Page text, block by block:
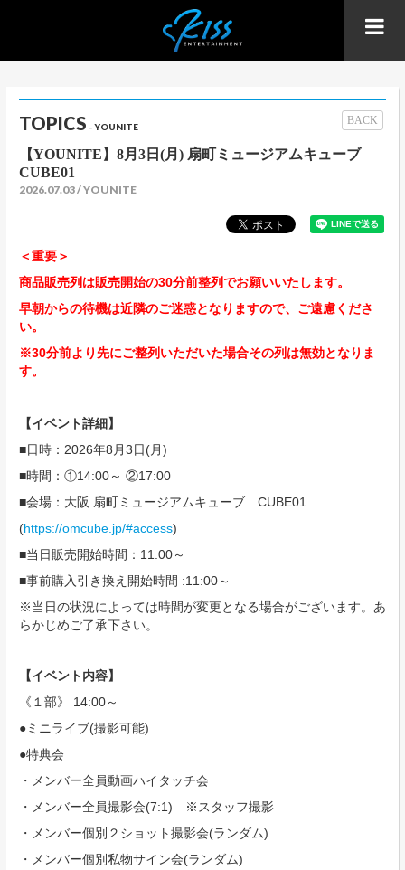
TOPICS - YOUNITE BACK
【YOUNITE】8月3日(月) 扇町ミュージアムキューブ
CUBE01
2026.07.03 YOUNITE
＜重要＞
商品販売列は販売開始の30分前整列でお願いいたします。
早朝からの待機は近隣のご迷惑となりますので、ご遠慮くださ
い。
※30分前より先にご整列いただいた場合その列は無効となりま
す。
【イベント詳細】
■日時：2026年8月3日(月)
■時間：①14:00～ ②17:00
■会場：大阪 扇町ミュージアムキューブ CUBE01
(https://omcube.jp/#access)
■当日販売開始時間：11:00～
■事前購入引き換え開始時間 :11:00～
※当日の状況によっては時間が変更となる場合がございます。あ
らかじめご了承下さい。
【イベント内容】
《１部》 14:00～
●ミニライブ(撮影可能)
●特典会
・メンバー全員動画ハイタッチ会
・メンバー全員撮影会(7:1) ※スタッフ撮影
・メンバー個別２ショット撮影会(ランダム)
・メンバー個別私物サイン会(ランダム)